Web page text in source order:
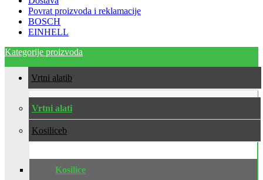
Povrat proizvoda i reklamacije
BOSCH
EINHELL
Kategorije proizvoda
Vrtni alati
Vrtni alati
Kosilice
Kosilice